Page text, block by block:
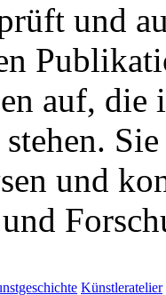
und
auf,
und
Künstleratelier